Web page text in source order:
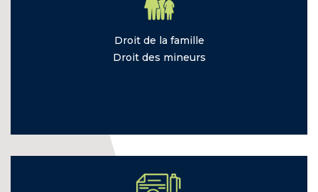
Droit de la famille
Droit des mineurs